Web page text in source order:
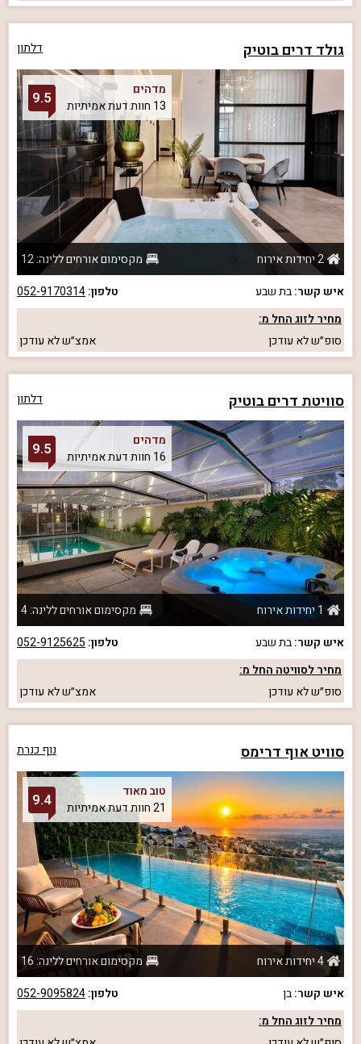
גולד דרים בוטיק דלתון
מדהים
13 חוות דעת אמיתיות
9.5
2 יחידות אירוח
מקסימום אורחים ללינה: 12
איש קשר:בת שבע טלפון:052-9170314
מחיר לזוג החל מ:
סופ״שלא עודכן אמצ״שלא עודכן
סוויטת דרים בוטיק דלתון
מדהים
16 חוות דעת אמיתיות
9.5
1 יחידות אירוח
מקסימום אורחים ללינה: 4
איש קשר:בת שבע טלפון: 052-9125625
מחיר לסוויטה החל מ:
סופ״שלא עודכן אמצ״שלא עודכן
סוויט אוף דרימס נוף כנרת
טוב מאוד
21 חוות דעת אמיתיות
9.4
4 יחידות אירוח
מקסימום אורחים ללינה: 16
איש קשר:בן טלפון:052-9095824
מחיר לזוג החל מ: